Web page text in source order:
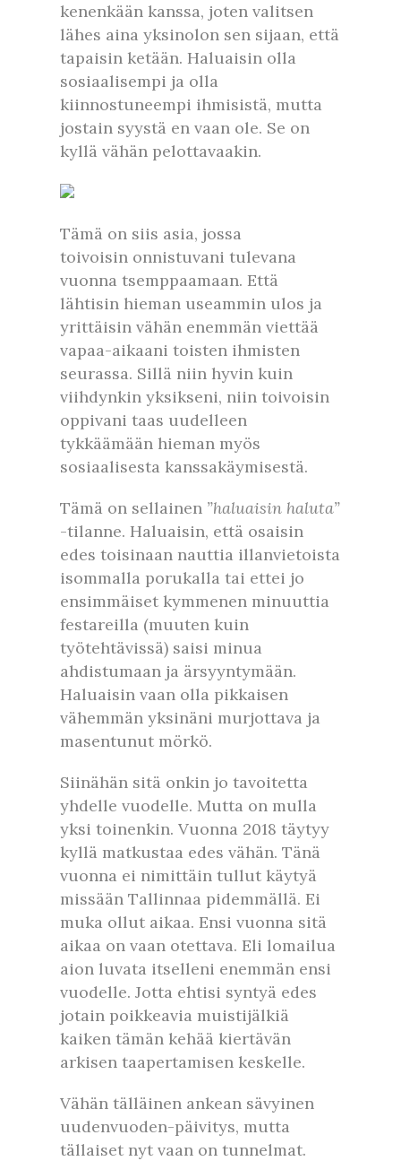
kenenkään kanssa, joten valitsen
lähes aina yksinolon sen sijaan, että
tapaisin ketään. Haluaisin olla
sosiaalisempi ja olla
kiinnostuneempi ihmisistä, mutta
jostain syystä en vaan ole. Se on
kyllä vähän pelottavaakin.
Tämä on siis asia, jossa
toivoisin onnistuvani tulevana
vuonna tsemppaamaan. Että
lähtisin hieman useammin ulos ja
yrittäisin vähän enemmän viettää
vapaa-aikaani toisten ihmisten
seurassa. Sillä niin hyvin kuin
viihdynkin yksikseni, niin toivoisin
oppivani taas uudelleen
tykkäämään hieman myös
sosiaalisesta kanssakäymisestä.
Tämä on sellainen ”haluaisin haluta”
-tilanne. Haluaisin, että osaisin
edes toisinaan nauttia illanvietoista
isommalla porukalla tai ettei jo
ensimmäiset kymmenen minuuttia
festareilla (muuten kuin
työtehtävissä) saisi minua
ahdistumaan ja ärsyyntymään.
Haluaisin vaan olla pikkaisen
vähemmän yksinäni murjottava ja
masentunut mörkö.
Siinähän sitä onkin jo tavoitetta
yhdelle vuodelle. Mutta on mulla
yksi toinenkin. Vuonna 2018 täytyy
kyllä matkustaa edes vähän. Tänä
vuonna ei nimittäin tullut käytyä
missään Tallinnaa pidemmällä. Ei
muka ollut aikaa. Ensi vuonna sitä
aikaa on vaan otettava. Eli lomailua
aion luvata itselleni enemmän ensi
vuodelle. Jotta ehtisi syntyä edes
jotain poikkeavia muistijälkiä
kaiken tämän kehää kiertävän
arkisen taapertamisen keskelle.
Vähän tälläinen ankean sävyinen
uudenvuoden-päivitys, mutta
tällaiset nyt vaan on tunnelmat.